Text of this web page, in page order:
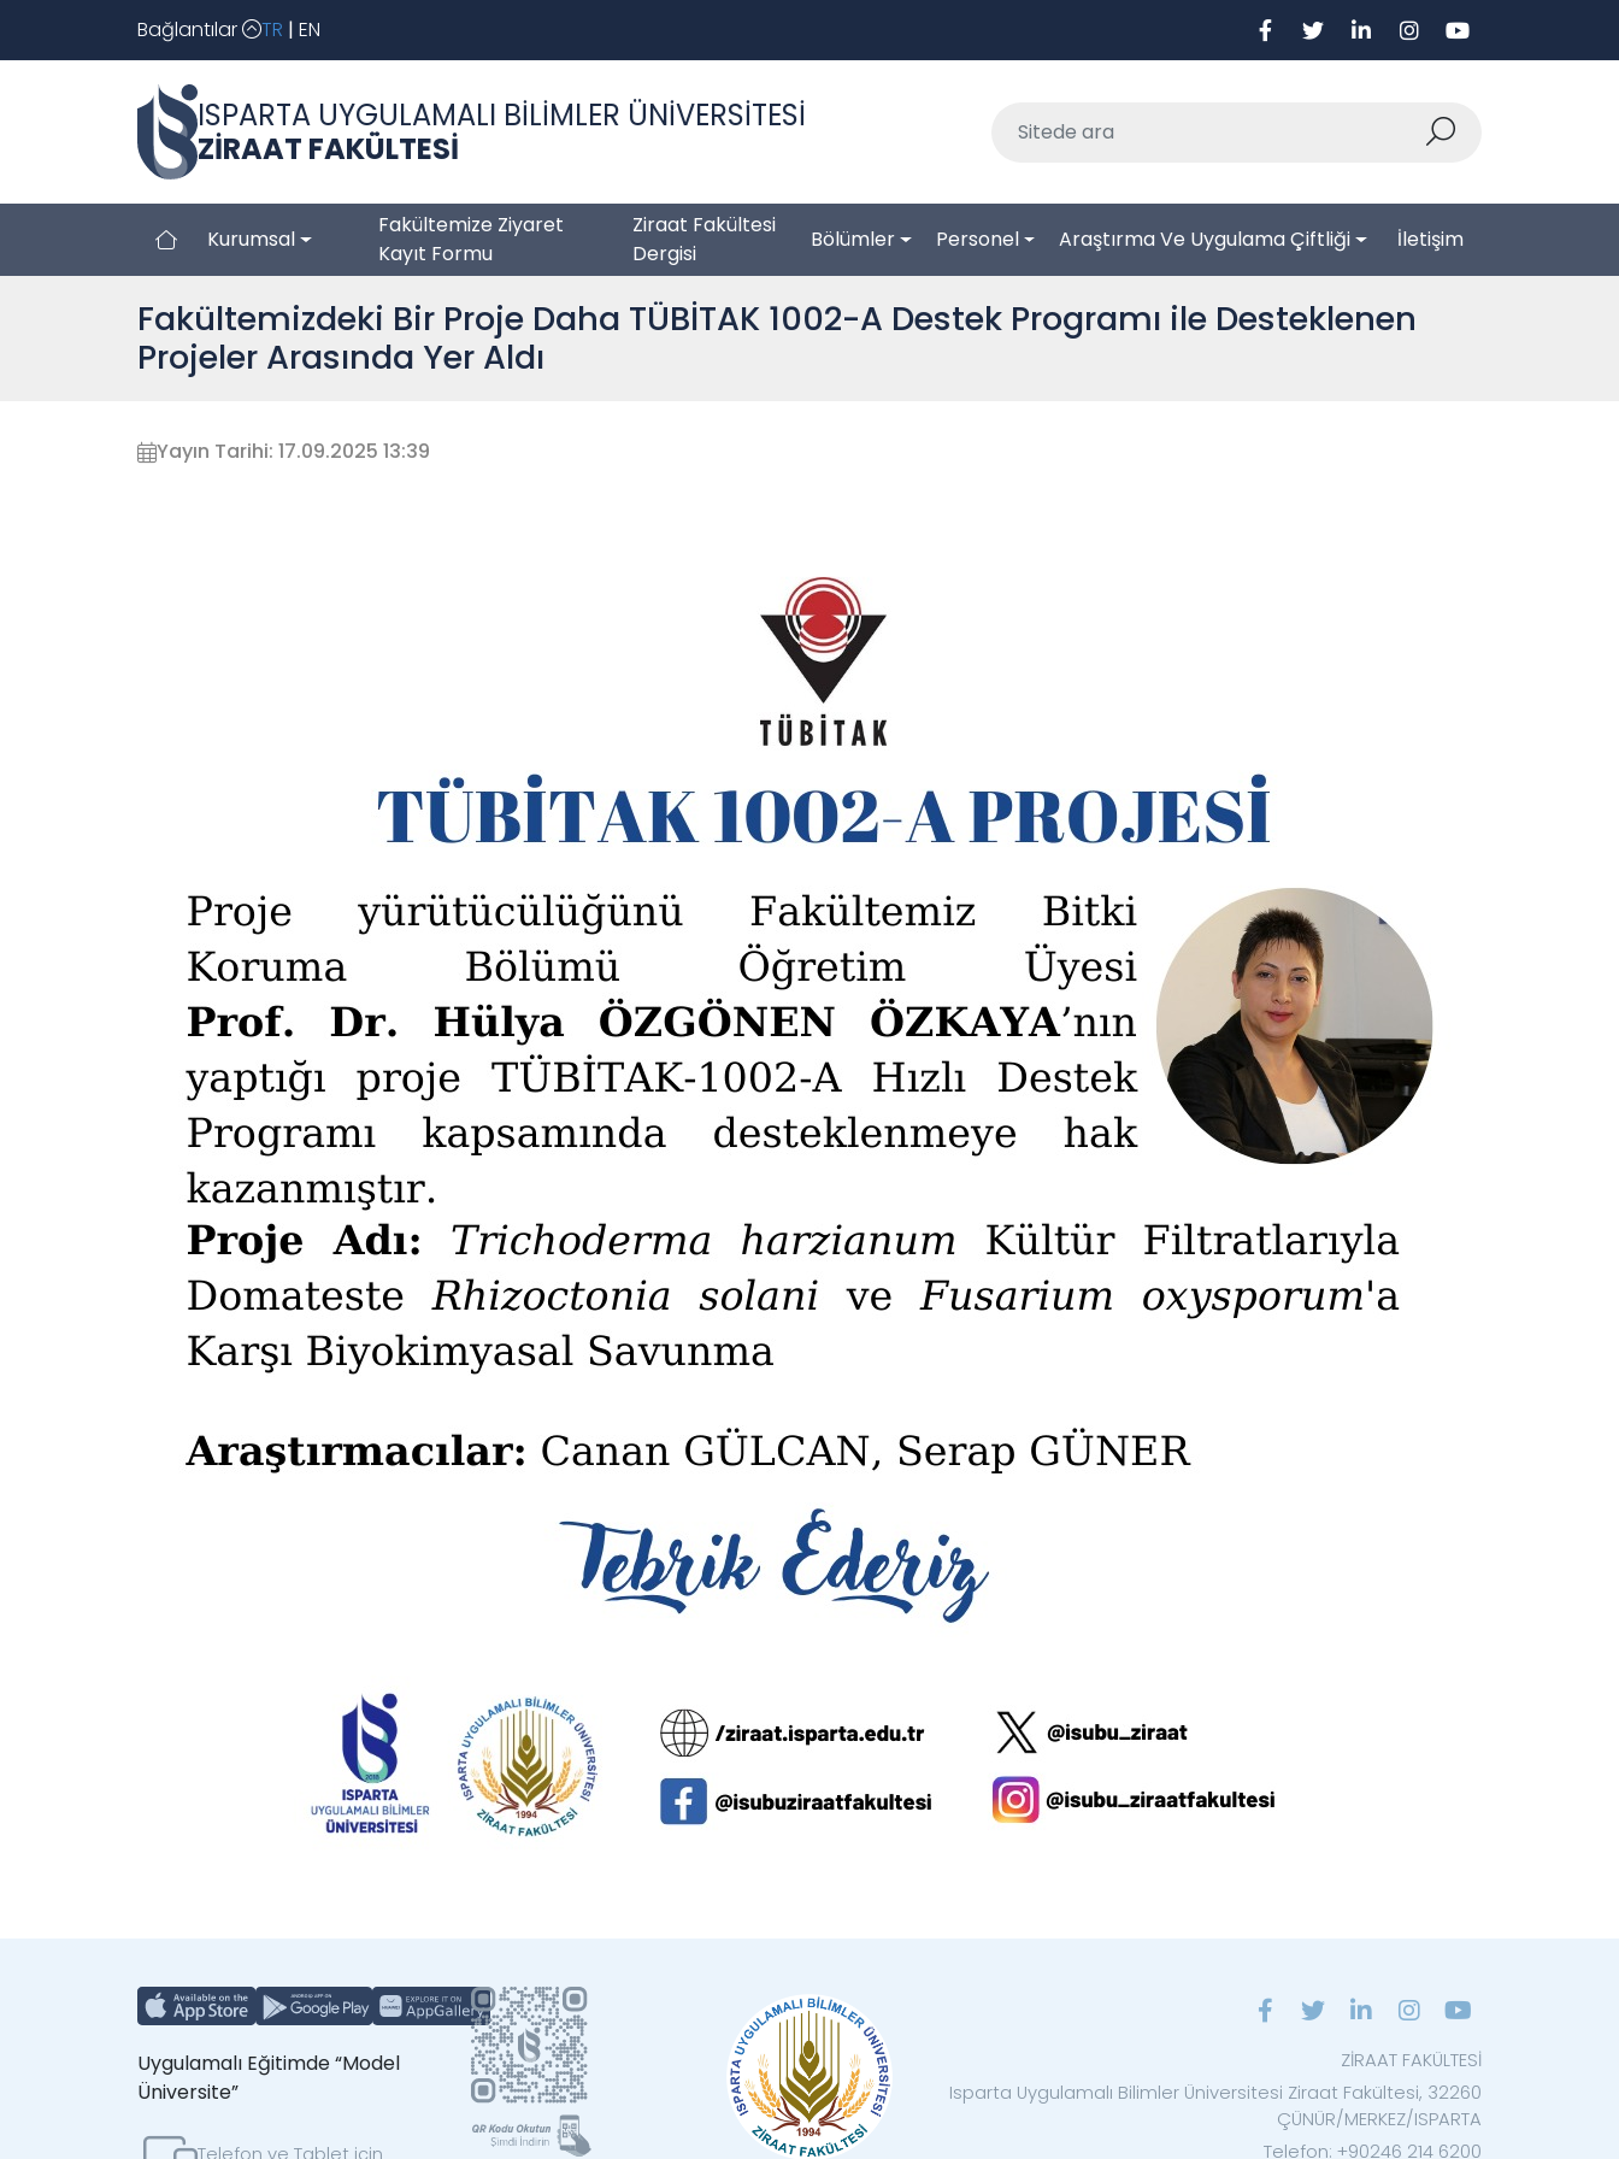
Bağlantılar TR | EN
ISPARTA UYGULAMALI BİLİMLER ÜNİVERSİTESİ
ZİRAAT FAKÜLTESİ
Kurumsal
Fakültemize Ziyaret
Kayıt Formu
Ziraat Fakültesi
Dergisi
Bölümler Personel Araştırma Ve Uygulama Çiftliği İletişim
Fakültemizdeki Bir Proje Daha TÜBİTAK 1002-A Destek Programı ile Desteklenen
Projeler Arasında Yer Aldı
Yayın Tarihi: 17.09.2025 13:39
Uygulamalı Eğitimde “Model
Üniversite”
Telefon ve Tablet için
ZİRAAT FAKÜLTESİ
Isparta Uygulamalı Bilimler Üniversitesi Ziraat Fakültesi, 32260
ÇÜNÜR/MERKEZ/ISPARTA
Telefon: +90246 214 6200